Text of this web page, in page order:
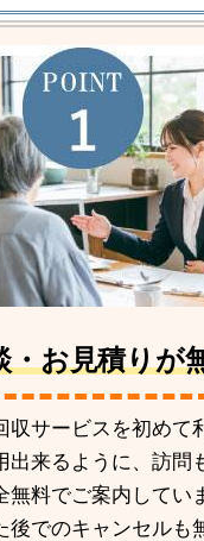
・お見積りが
収サービスを初めて
出来るように、訪問
無料でご案内してい
後でのキャンセルも